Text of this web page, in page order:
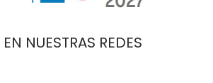
NUESTRAS REDES